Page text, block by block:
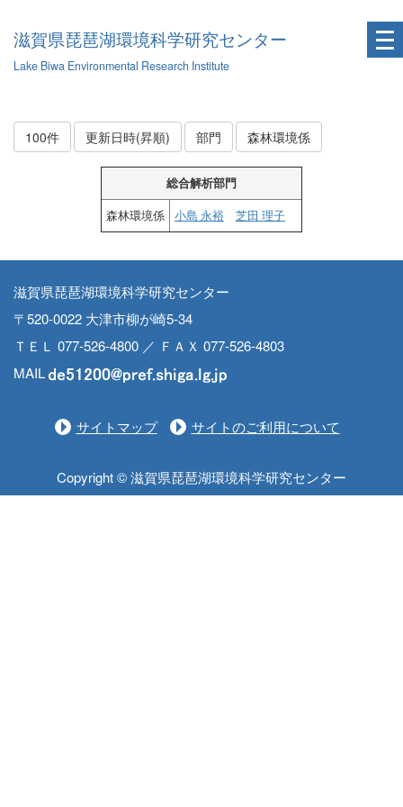
滋賀県琵琶湖環境科学研究センター
Lake Biwa Environmental Research Institute
100件 更新日時(昇順) 部門 森林環境係
総合解析部門
森林環境係
小島 永裕 芝田 理子
滋賀県琵琶湖環境科学研究センター
〒520-0022 大津市柳が崎5-34
ＴＥＬ 077-526-4800 ／ ＦＡＸ 077-526-4803
MAIL
サイトマップ サイトのご利用について
Copyright © 滋賀県琵琶湖環境科学研究センター